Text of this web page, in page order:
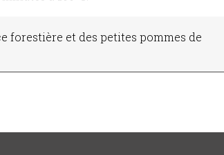
forestière et des petites pommes de